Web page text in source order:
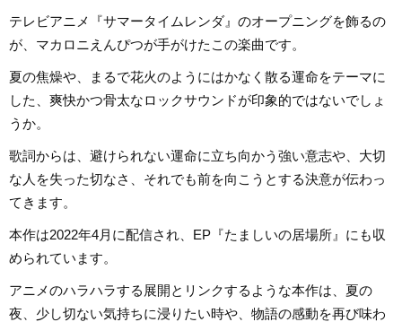
テレビアニメ『サマータイムレンダ』のオープニングを飾るの
が、マカロニえんぴつが手がけたこの楽曲です。
夏の焦燥や、まるで花火のようにはかなく散る運命をテーマに
した、爽快かつ骨太なロックサウンドが印象的ではないでしょ
うか。
歌詞からは、避けられない運命に立ち向かう強い意志や、大切
な人を失った切なさ、それでも前を向こうとする決意が伝わっ
てきます。
本作は2022年4月に配信され、EP『たましいの居場所』にも収
められています。
アニメのハラハラする展開とリンクするような本作は、夏の
夜、少し切ない気持ちに浸りたい時や、物語の感動を再び味わ